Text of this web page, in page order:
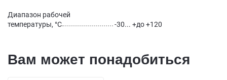
Диапазон рабочей
температуры, °С
-30... +до +120
Вам может понадобиться